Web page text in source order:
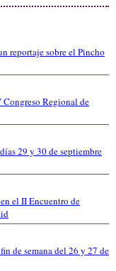
reportaje sobre el Pincho
Regional de
29 y 30 de septiembre
el II Encuentro de
de semana del 26 y 27 de